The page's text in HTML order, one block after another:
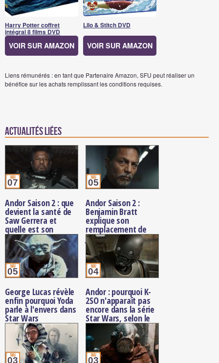
Harry Potter coffret
intégral 8 films DVD
VOIR SUR AMAZON
Lilo & Stitch DVD
VOIR SUR AMAZON
Liens rémunérés : en tant que Partenaire Amazon, SFU peut réaliser un
bénéfice sur les achats remplissant les conditions requises.
Actualités Liées
mai
07
Andor Saison 2 : que
devient la santé de
Saw Gerrera et
quelle est son
immunité au
rhydonium ?
mai
05
Andor Saison 2 :
Benjamin Bratt
explique son
remplacement de
Jimmy Smits dans le
rôle de Bail Organa
mai
05
George Lucas révèle
enfin pourquoi Yoda
parle à l'envers dans
Star Wars
mai
04
Andor : pourquoi K-
2SO n'apparaît pas
encore dans la série
Star Wars, selon le
créateur
mai
03 mai
03